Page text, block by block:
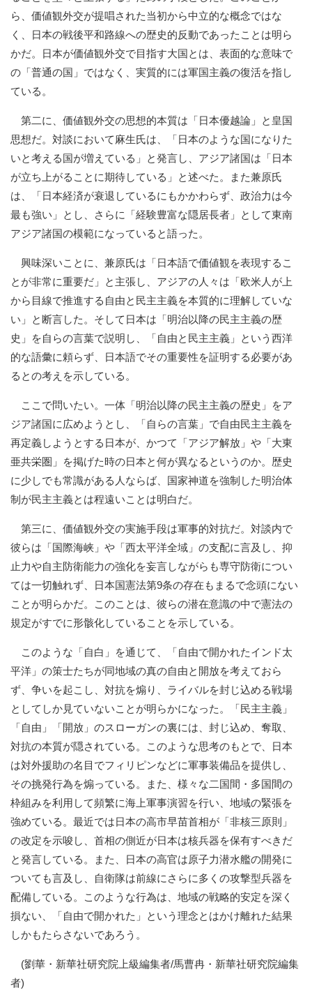
ら、価値観外交が提唱された当初から中立的な概念ではな
く、日本の戦後平和路線への歴史的反動であったことは明ら
かだ。日本が価値観外交で目指す大国とは、表面的な意味で
の「普通の国」ではなく、実質的には軍国主義の復活を指し
ている。
第二に、価値観外交の思想的本質は「日本優越論」と皇国
思想だ。対談において麻生氏は、「日本のような国になりた
いと考える国が増えている」と発言し、アジア諸国は「日本
が立ち上がることに期待している」と述べた。また兼原氏
は、「日本経済が衰退しているにもかかわらず、政治力は今
最も強い」とし、さらに「経験豊富な隠居長者」として東南
アジア諸国の模範になっていると語った。
興味深いことに、兼原氏は「日本語で価値観を表現するこ
とが非常に重要だ」と主張し、アジアの人々は「欧米人が上
から目線で推進する自由と民主主義を本質的に理解していな
い」と断言した。そして日本は「明治以降の民主主義の歴
史」を自らの言葉で説明し、「自由と民主主義」という西洋
的な語彙に頼らず、日本語でその重要性を証明する必要があ
るとの考えを示している。
ここで問いたい。一体「明治以降の民主主義の歴史」をア
ジア諸国に広めようとし、「自らの言葉」で自由民主主義を
再定義しようとする日本が、かつて「アジア解放」や「大東
亜共栄圏」を掲げた時の日本と何が異なるというのか。歴史
に少しでも常識がある人ならば、国家神道を強制した明治体
制が民主主義とは程遠いことは明白だ。
第三に、価値観外交の実施手段は軍事的対抗だ。対談内で
彼らは「国際海峡」や「西太平洋全域」の支配に言及し、抑
止力や自主防衛能力の強化を妄言しながらも専守防衛につい
ては一切触れず、日本国憲法第9条の存在もまるで念頭にない
ことが明らかだ。このことは、彼らの潜在意識の中で憲法の
規定がすでに形骸化していることを示している。
このような「自白」を通じて、「自由で開かれたインド太
平洋」の策士たちが同地域の真の自由と開放を考えておら
ず、争いを起こし、対抗を煽り、ライバルを封じ込める戦場
としてしか見ていないことが明らかになった。「民主主義」
「自由」「開放」のスローガンの裏には、封じ込め、奪取、
対抗の本質が隠されている。このような思考のもとで、日本
は対外援助の名目でフィリピンなどに軍事装備品を提供し、
その挑発行為を煽っている。また、様々な二国間・多国間の
枠組みを利用して頻繁に海上軍事演習を行い、地域の緊張を
強めている。最近では日本の高市早苗首相が「非核三原則」
の改定を示唆し、首相の側近が日本は核兵器を保有すべきだ
と発言している。また、日本の高官は原子力潜水艦の開発に
ついても言及し、自衛隊は前線にさらに多くの攻撃型兵器を
配備している。このような行為は、地域の戦略的安定を深く
損ない、「自由で開かれた」という理念とはかけ離れた結果
しかもたらさないであろう。
(劉華・新華社研究院上級編集者/馬曹冉・新華社研究院編集
者)